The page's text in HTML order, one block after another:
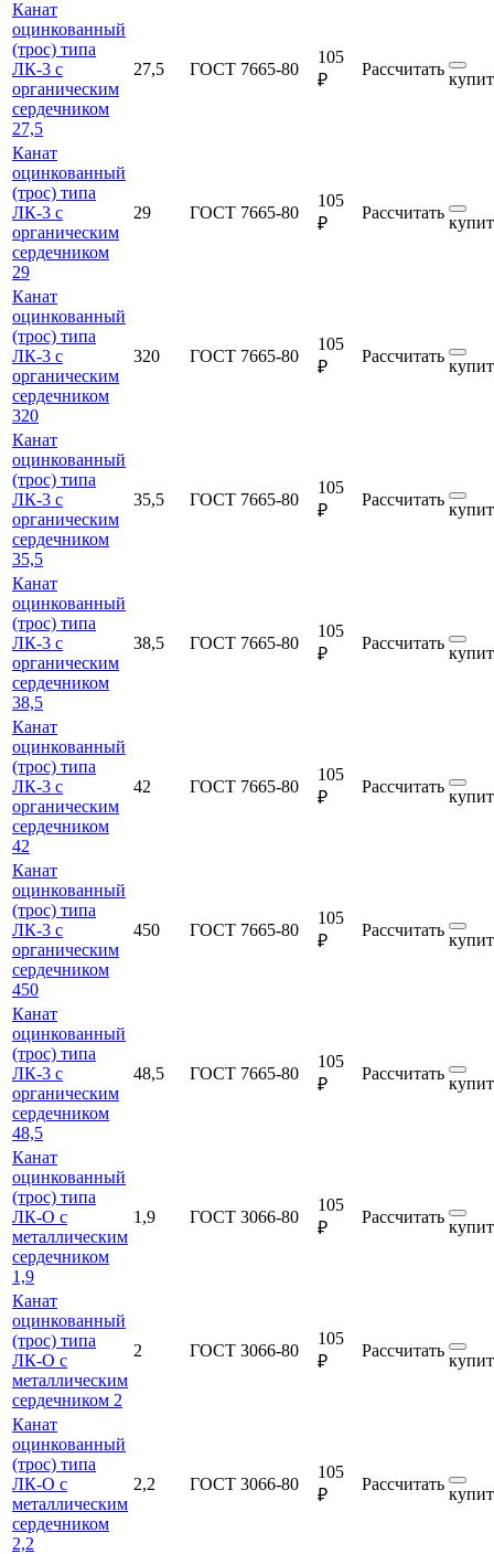
Канат
оцинкованный
(трос) типа
ЛК-3 с
органическим
сердечником
27,5
27,5 ГОСТ 7665-80
105
₽
Рассчитать
Канат
оцинкованный
(трос) типа
ЛК-3 с
органическим
сердечником
29
29 ГОСТ 7665-80
105
₽
Рассчитать
Канат
оцинкованный
(трос) типа
ЛК-3 с
органическим
сердечником
320
320 ГОСТ 7665-80
105
₽
Рассчитать
Канат
оцинкованный
(трос) типа
ЛК-3 с
органическим
сердечником
35,5
35,5 ГОСТ 7665-80
105
₽
Рассчитать
Канат
оцинкованный
(трос) типа
ЛК-3 с
органическим
сердечником
38,5
38,5 ГОСТ 7665-80
105
₽
Рассчитать
Канат
оцинкованный
(трос) типа
ЛК-3 с
органическим
сердечником
42
42 ГОСТ 7665-80
105
₽
Рассчитать
Канат
оцинкованный
(трос) типа
ЛК-3 с
органическим
сердечником
450
450 ГОСТ 7665-80
105
₽
Рассчитать
Канат
оцинкованный
(трос) типа
ЛК-3 с
органическим
сердечником
48,5
48,5 ГОСТ 7665-80
105
₽
Рассчитать
Канат
оцинкованный
(трос) типа
ЛК-О с
металлическим
сердечником
1,9
1,9 ГОСТ 3066-80
105
₽
Рассчитать
Канат
оцинкованный
(трос) типа
ЛК-О с
металлическим
сердечником 2
2 ГОСТ 3066-80
105
₽
Рассчитать
Канат
оцинкованный
(трос) типа
ЛК-О с
металлическим
сердечником
2,2
2,2 ГОСТ 3066-80
105
₽
Рассчитать